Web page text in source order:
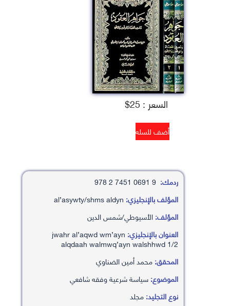
السعر : 25$
ردمك:
المؤلف بالإنجليزي:
المؤلف:الأسيوطي/شمس الدين
العنوان بالإنجليزي: jwahr al’aqwd wm’ayn
alqdaah walmwq’ayn walshhwd 1/2
المحقق:محمد أمين الضناوي
الموضوع:سياسة شرعية وفقه شافعي
نوع التجليد:مجلد